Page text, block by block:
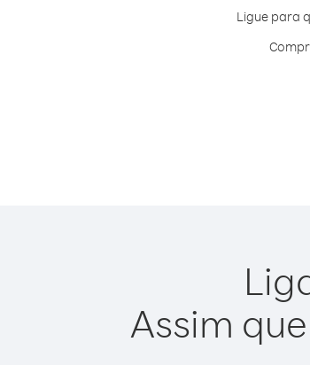
Ligue para
Assim